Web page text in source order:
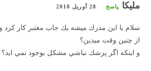
مليكا پاسخ 28 آوریل 2018
سلام با اين مدرك ميشه يك جاب معتبر كار كرد
از چنين وقت ميدين؟
و اينكه اگر پزشك نباشي مشكل بوجود نمي ايد؟